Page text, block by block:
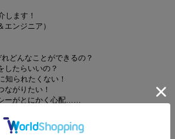
します！
ンジニア）
どんなことができるの？
したらいいの？
知られたくない！
ながりたい！
ーがとにかく心配……
使ってみたい！
コミュニケーションを取りたい！ など